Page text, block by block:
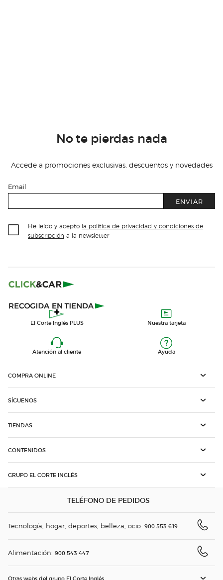
No te pierdas nada
Accede a promociones exclusivas, descuentos y novedades
Email
ENVIAR
He leído y acepto la política de privacidad y condiciones de
subscripción a la newsletter
El Corte Inglés PLUS Nuestra tarjeta
Atención al cliente Ayuda
COMPRA ONLINE
SÍGUENOS
TIENDAS
CONTENIDOS
GRUPO EL CORTE INGLÉS
TELÉFONO DE PEDIDOS
Tecnología, hogar, deportes, belleza, ocio: 900 553 619
Alimentación: 900 543 447
Otras webs del grupo El Corte Inglés